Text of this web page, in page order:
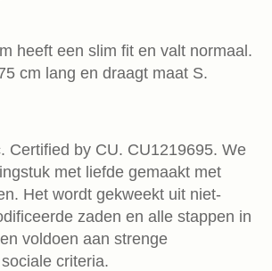
heeft een slim fit en valt normaal.
cm lang en draagt maat S.
Certified by CU. CU1219695. We
met liefde gemaakt met
Het wordt gekweekt uit niet-
zaden en alle stappen in
voldoen aan strenge
criteria.